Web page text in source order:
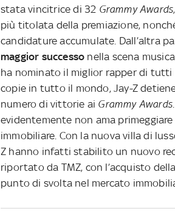
stata vincitrice di 32 Grammy Awards
più titolata della premiazione,
candidature accumulate. Dall’altra
maggior successo nella scena
ha nominato il miglior rapper di tutti
copie in tutto il mondo, Jay-Z
numero di vittorie ai Grammy Awards
evidentemente non ama
immobiliare. Con la nuova villa di
Z hanno infatti stabilito un nuovo
riportato da TMZ, con l’acquisto
punto di svolta nel mercato